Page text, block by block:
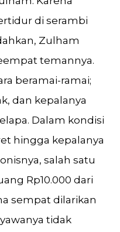
di serambi
Zulham
temannya.
beramai-ramai;
dan kepalanya
Dalam kondisi
hingga kepalanya
salah satu
Rp10.000 dari
sempat dilarikan
tidak